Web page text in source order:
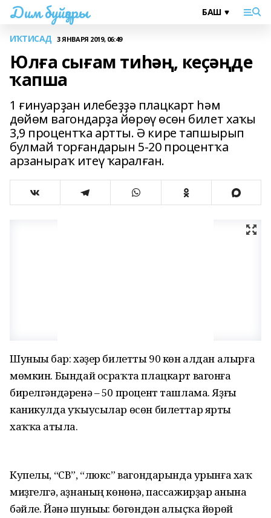
Дим буйҙары
ИҠТИСАД 3 ЯНВАРЯ 2019, 06:49
Юлға сығам тиһәң, кеҫәңде
ҡапша
1 ғинуарҙан илебеҙҙә плацкарт һәм
дөйөм вагондарҙа йөрөү өсөн билет хаҡы
3,9 процентҡа артты. Ә кире тапшырып
булмай торғандарын 5-20 процентҡа
арзаныраҡ итеү ҡаралған.
Шуныһы бар: хәҙер билетты 90 көн алдан алырға
мөмкин. Бындай осраҡта плацкарт вагонға
бирелгәндәренә – 50 процент ташлама. Яҙғы
каникулда уҡыусылар өсөн билеттар ярты
хаҡҡа һатыла.
Купелы, “СВ”, “люкс” вагондарында урынға хаҡ
миҙгелгә, аҙнаның көнөнә, пассажирҙар һанына
бәйле. Йәнә шуныһы: бөгөндән алыҫҡа йөрөй